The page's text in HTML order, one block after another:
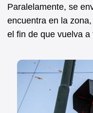
Paralelamente, se
encuentra en la
el fin de que vuelva a